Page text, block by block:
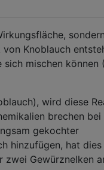
von Knoblauch
mischen können
wird diese
brechen bei
gekochter
hinzufügen, hat dies
zwei Gewürznelken